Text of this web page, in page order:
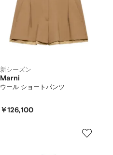
新シーズン
Marni
ウール ショートパンツ
￥126,100